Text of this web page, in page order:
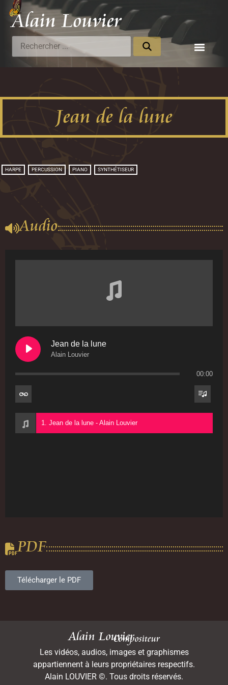
Alain LouvierCompositeur
Jean de la lune
HARPE PERCUSSION PIANO SYNTHÉTISEUR
Audio
Jean de la lune
Alain Louvier
00:00
1. Jean de la lune - Alain Louvier
PDF
Télécharger le PDF
Alain LouvierCompositeur
Les vidéos, audios, images et graphismes
appartiennent à leurs propriétaires respectifs.
Alain LOUVIER ©. Tous droits réservés.